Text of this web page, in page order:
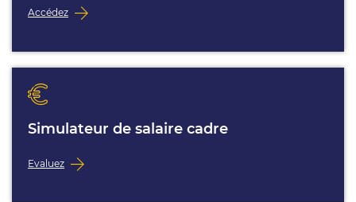
Accédez
Simulateur de salaire cadre
Evaluez